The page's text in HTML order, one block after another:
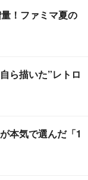
！ファミマ夏の
ら描いた”レトロ
本気で選んだ「1